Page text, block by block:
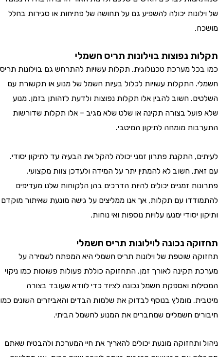
יכולה להשפיע גם על תחושה של פתיחות או סגירות בחלל
נפוצות בוילונות תריס חשמלי
מערכת טכנולוגית, תקלות עשויות להתרחש גם בוילונות תריס
התקלות עשויות לכלול בעיות חשמל של מנוע או תקשורת עם
חשוב להבין אלו תקלות נפוצות ולדעת לזהותן בזמן. מנוע
בצורה תקינה או שלט שלא מגיב – אלו תקלות שדורשות
מומחה לתיקון המיטבי.
התקנת פתרון זמני יכולה להקל את הבעיה עד לתיקון יסודי.
חשוב לא להמתין יתר על המידה ולעדכן צוות מקצועי.
זמניים יכולים להיות הדרכים בהן הלקוחות שלנו מעדיפים
עם תקלות, אך אנו ממליצים על גישה מונעת שאיתור מוקדם
יסודי ימנעו עלויות נוספות ואי נוחות.
נכונה לוילונות תריס חשמלי
שוטפת של וילונות תריס חשמלי היא המפתח לשמירה על
תקינה לאורך זמן. התחזוקה כוללת פעולות פשוטות כמו ניקוי
ואספקת חשמל נכונה לציוד כדי לוודא שעובד בצורה
מומלץ בנוסף לבדוק את שלמות הבדים והאביזרים השונים כמו
חשמליים שמחברים את המנוע לחשמל הביתי.
ותחזוקה מונעת יכולים להאריך את חיי המערכת ולהבטיח שאתם